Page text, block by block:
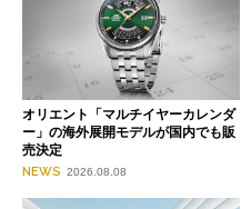
オリエント「マルチイヤーカレンダ
ー」の海外展開モデルが国内でも販
売決定
NEWS 2026.08.08